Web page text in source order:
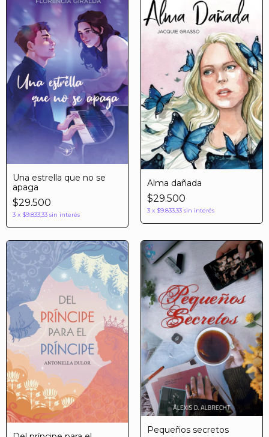
Una estrella que no se
apaga
$29.500
3 x $9.833,33 sin interés
Alma dañada
$29.500
3 x $9.833,33 sin interés
Pequeños secretos